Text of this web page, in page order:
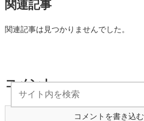
関連記事
関連記事は見つかりませんでした。
コメント
コメントを書き込む